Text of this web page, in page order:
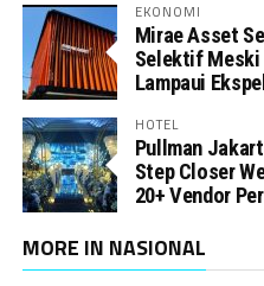
EKONOMI
Mirae Asset
Selektif Meski
Lampaui
HOTEL
Pullman
Step Closer
20+ Vendor
MORE IN NASIONAL